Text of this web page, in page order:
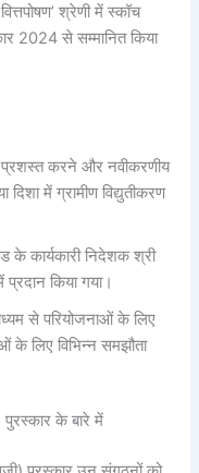
श्रेणी में स्कॉच
2024 से सम्मानित किया
प्रशस्त करने और नवीकरणीय
दिशा में ग्रामीण विद्युतीकरण
के कार्यकारी निदेशक श्री
किया गया।
से परियोजनाओं के लिए
के लिए विभिन्न समझौता
के बारे में